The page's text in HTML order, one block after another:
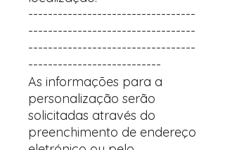
----------------------------------
----------------------------------
----------------------------------
---------------------------
As informações para a
personalização serão
solicitadas através do
preenchimento de endereço